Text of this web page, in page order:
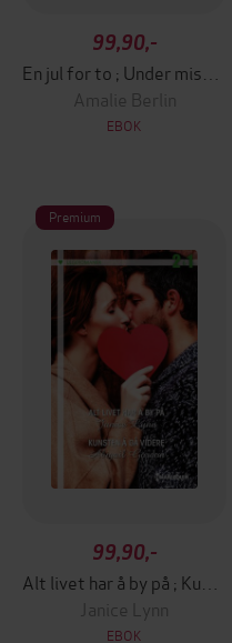
99,90,-
Amalie Berlin
EBOK
Premium
99,90,-
Janice Lynn
EBOK